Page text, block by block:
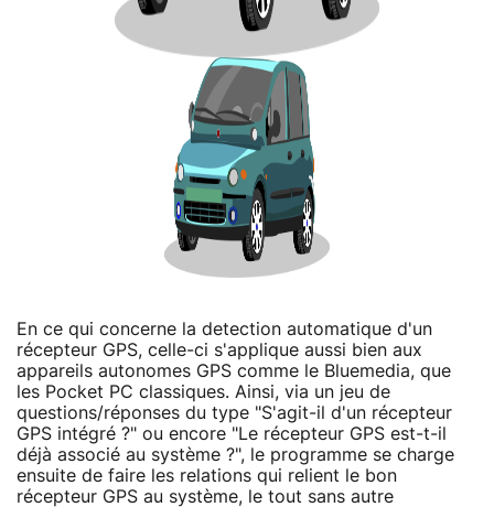
En ce qui concerne la detection automatique d'un
récepteur GPS, celle-ci s'applique aussi bien aux
appareils autonomes GPS comme le Bluemedia, que
les Pocket PC classiques. Ainsi, via un jeu de
questions/réponses du type "S'agit-il d'un récepteur
GPS intégré ?" ou encore "Le récepteur GPS est-t-il
déjà associé au système ?", le programme se charge
ensuite de faire les relations qui relient le bon
récepteur GPS au système, le tout sans autre